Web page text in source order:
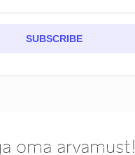
SUBSCRIBE
oma arvamust!